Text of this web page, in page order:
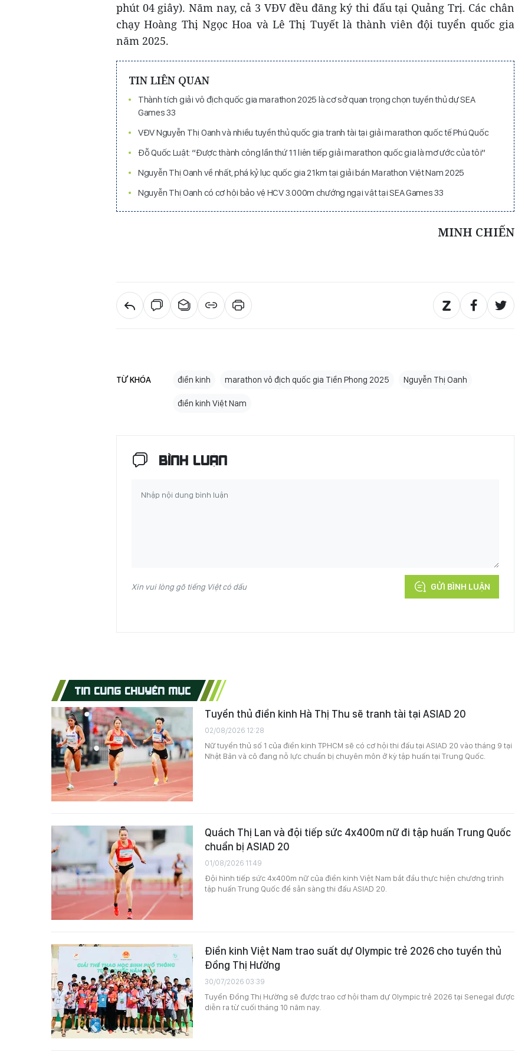
phút 04 giây). Năm nay, cả 3 VĐV đều đăng ký thi đấu tại Quảng Trị. Các chân
chạy Hoàng Thị Ngọc Hoa và Lê Thị Tuyết là thành viên đội tuyển quốc gia
năm 2025.
TIN LIÊN QUAN
Thành tích giải vô địch quốc gia marathon 2025 là cơ sở quan trọng chọn tuyển thủ dự SEA
Games 33
VĐV Nguyễn Thị Oanh và nhiều tuyển thủ quốc gia tranh tài tại giải marathon quốc tế Phú Quốc
Đỗ Quốc Luật: “Được thành công lần thứ 11 liên tiếp giải marathon quốc gia là mơ ước của tôi”
Nguyễn Thị Oanh về nhất, phá kỷ lục quốc gia 21km tại giải bán Marathon Việt Nam 2025
Nguyễn Thị Oanh có cơ hội bảo vệ HCV 3.000m chướng ngại vật tại SEA Games 33
MINH CHIẾN
TỪ KHÓA điền kinh marathon vô địch quốc gia Tiền Phong 2025 Nguyễn Thị Oanh
điền kinh Việt Nam
BÌNH LUẬN
Xin vui lòng gõ tiếng Việt có dấu GỬI BÌNH LUẬN
TIN CÙNG CHUYÊN MỤC
Tuyển thủ điền kinh Hà Thị Thu sẽ tranh tài tại ASIAD 20
02/08/2026 12:28
Nữ tuyển thủ số 1 của điền kinh TPHCM sẽ có cơ hội thi đấu tại ASIAD 20 vào tháng 9 tại
Nhật Bản và cô đang nỗ lực chuẩn bị chuyên môn ở kỳ tập huấn tại Trung Quốc.
Quách Thị Lan và đội tiếp sức 4x400m nữ đi tập huấn Trung Quốc
chuẩn bị ASIAD 20
01/08/2026 11:49
Đội hình tiếp sức 4x400m nữ của điền kinh Việt Nam bắt đầu thực hiện chương trình
tập huấn Trung Quốc để sẵn sàng thi đấu ASIAD 20.
Điền kinh Việt Nam trao suất dự Olympic trẻ 2026 cho tuyển thủ
Đồng Thị Hường
30/07/2026 03:39
Tuyển Đồng Thị Hường sẽ được trao cơ hội tham dự Olympic trẻ 2026 tại Senegal được
diễn ra từ cuối tháng 10 năm nay.